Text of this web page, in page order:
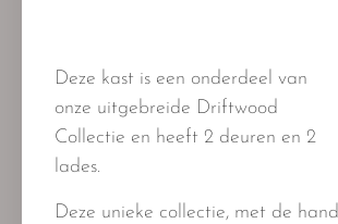
Deze kast is een onderdeel van
onze uitgebreide Driftwood
Collectie en heeft 2 deuren en 2
lades.
Deze unieke collectie, met de hand